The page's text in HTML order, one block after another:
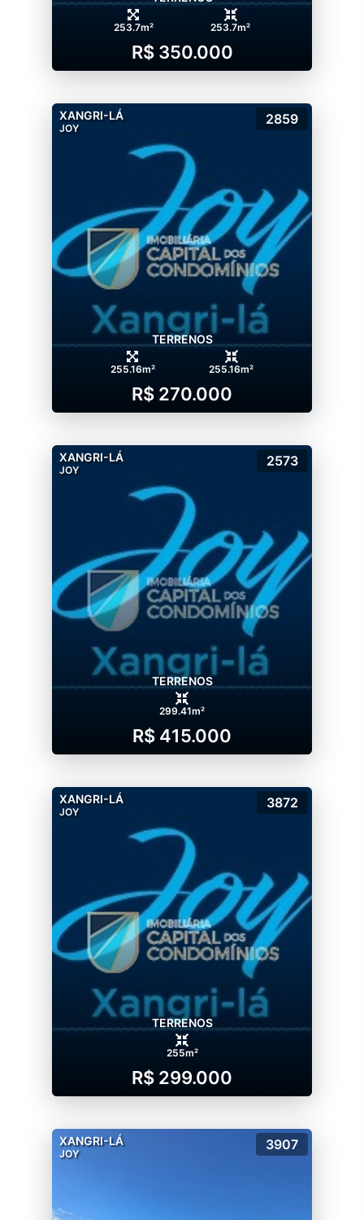
253.7m² 253.7m²
R$ 350.000
XANGRI-LÁ
JOY
2859
TERRENOS
255.16m² 255.16m²
R$ 270.000
XANGRI-LÁ
JOY
2573
TERRENOS
299.41m²
R$ 415.000
XANGRI-LÁ
JOY
3872
TERRENOS
255m²
R$ 299.000
XANGRI-LÁ
JOY
3907